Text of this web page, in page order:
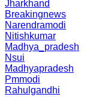
Jharkhand
Breakingnews
Narendramodi
Nitishkumar
Madhya_pradesh
Nsui
Madhyapradesh
Pmmodi
Rahulgandhi